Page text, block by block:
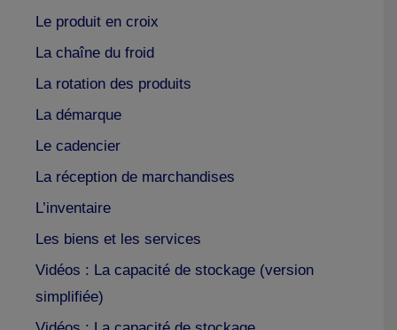
Le produit en croix
La chaîne du froid
La rotation des produits
La démarque
Le cadencier
La réception de marchandises
L’inventaire
Les biens et les services
Vidéos : La capacité de stockage (version
simplifiée)